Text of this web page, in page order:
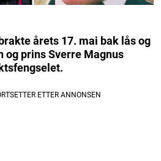
årets 17. mai bak lås og
og prins Sverre Magnus